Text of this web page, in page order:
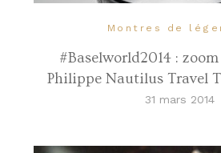
Montres de
#Baselworld2014 :
Philippe Nautilus Travel
31 mars 2014